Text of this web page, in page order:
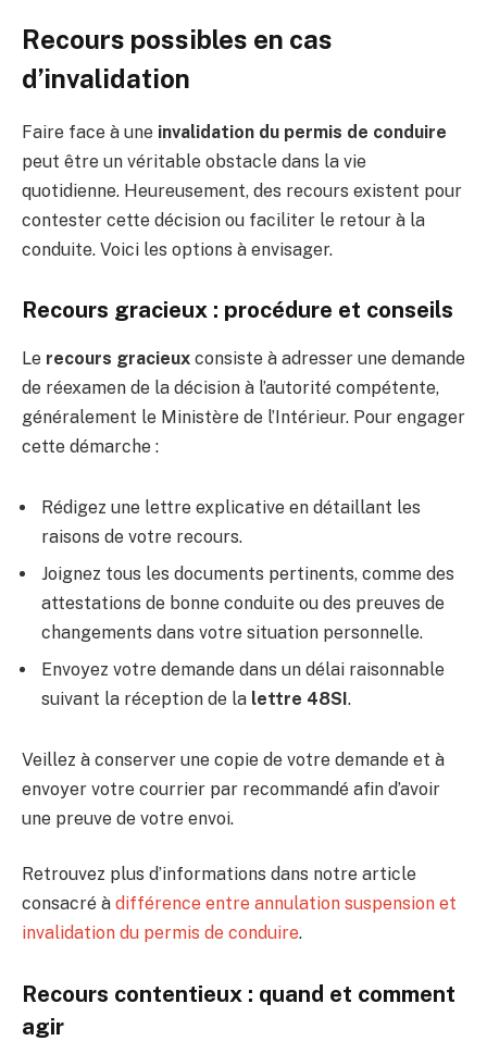
Recours possibles en cas
d’invalidation
Faire face à une invalidation du permis de conduire
peut être un véritable obstacle dans la vie
quotidienne. Heureusement, des recours existent pour
contester cette décision ou faciliter le retour à la
conduite. Voici les options à envisager.
Recours gracieux : procédure et conseils
Le recours gracieux consiste à adresser une demande
de réexamen de la décision à l’autorité compétente,
généralement le Ministère de l’Intérieur. Pour engager
cette démarche :
Rédigez une lettre explicative en détaillant les
raisons de votre recours.
Joignez tous les documents pertinents, comme des
attestations de bonne conduite ou des preuves de
changements dans votre situation personnelle.
Envoyez votre demande dans un délai raisonnable
suivant la réception de la lettre 48SI.
Veillez à conserver une copie de votre demande et à
envoyer votre courrier par recommandé afin d’avoir
une preuve de votre envoi.
Retrouvez plus d’informations dans notre article
consacré à différence entre annulation suspension et
invalidation du permis de conduire.
Recours contentieux : quand et comment
agir